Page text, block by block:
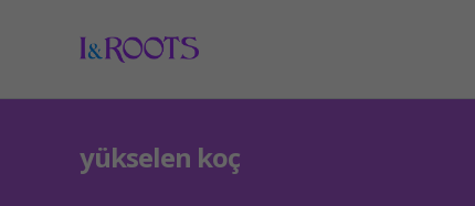
yükselen koç